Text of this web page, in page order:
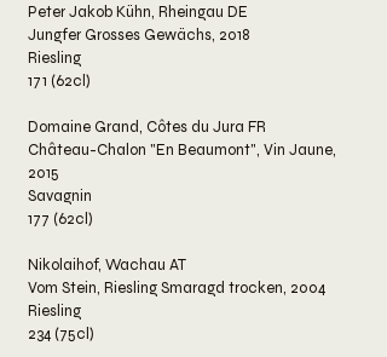
Peter Jakob Kühn, Rheingau DE
Jungfer Grosses Gewächs, 2018
Riesling
171 (62cl)
Domaine Grand, Côtes du Jura FR
Château-Chalon "En Beaumont", Vin Jaune,
2015
Savagnin
177 (62cl)
Nikolaihof, Wachau AT
Vom Stein, Riesling Smaragd trocken, 2004
Riesling
234 (75cl)